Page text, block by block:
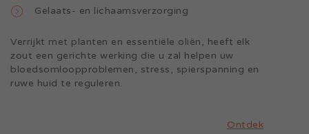
Gelaats- en lichaamsverzorging
Verrijkt met planten en essentiële oliën, heeft elk
zout een gerichte werking die u zal helpen uw
bloedsomloopproblemen, stress, spierspanning en
ruwe huid te reguleren.
Ontdek